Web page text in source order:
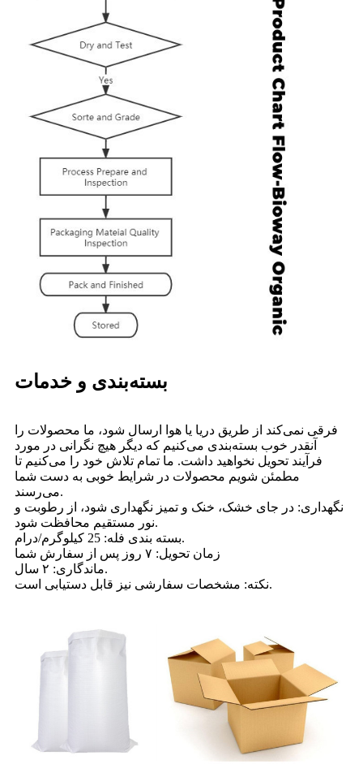
بسته‌بندی و خدمات
فرقی نمی‌کند از طریق دریا یا هوا ارسال شود، ما محصولات را
آنقدر خوب بسته‌بندی می‌کنیم که دیگر هیچ نگرانی در مورد
فرآیند تحویل نخواهید داشت. ما تمام تلاش خود را می‌کنیم تا
مطمئن شویم محصولات در شرایط خوبی به دست شما
می‌رسند.
نگهداری: در جای خشک، خنک و تمیز نگهداری شود، از رطوبت و
نور مستقیم محافظت شود.
بسته بندی فله: 25 کیلوگرم/درام.
زمان تحویل: ۷ روز پس از سفارش شما
ماندگاری: ۲ سال.
نکته: مشخصات سفارشی نیز قابل دستیابی است.